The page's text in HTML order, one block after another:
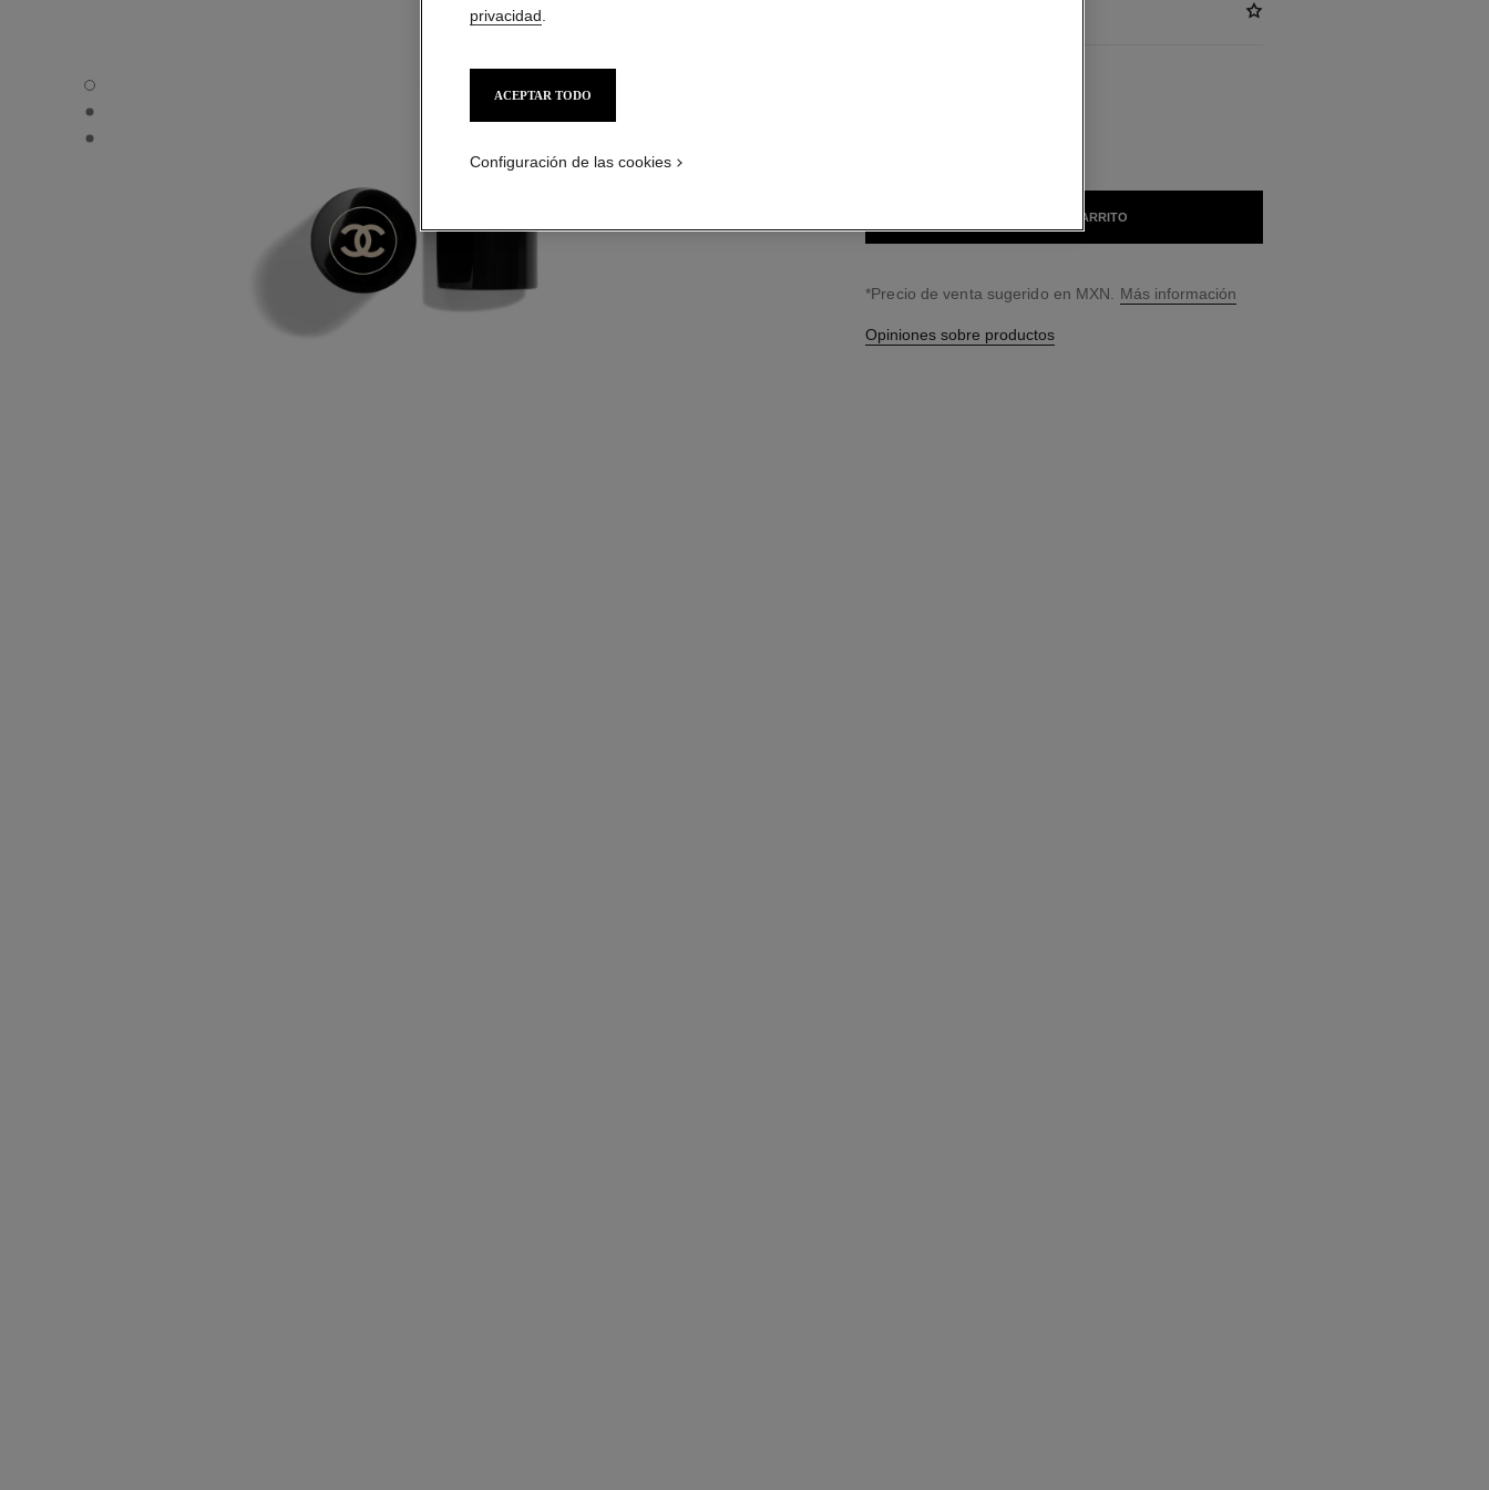
LES BEIGES STICK BLUSH - Vista por defecto
LES BEIGES STICK BLUSH - Vista alternativa 1
LES BEIGES STICK BLUSH - Vista de la textura básica
AÑADIR AL CARRITO
↩
*Precio de venta sugerido en MXN. Más información
Opiniones sobre productos
privacidad
ACEPTAR TODO
Configuración de las cookies